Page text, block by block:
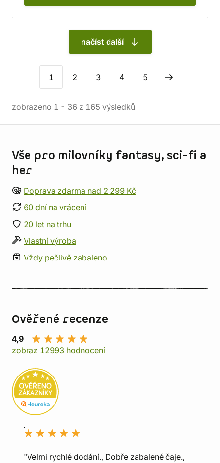
načíst další
1 2 3 4 5
zobrazeno 1 - 36 z 165 výsledků
Vše pro milovníky fantasy, sci-fi a
her
Doprava zdarma nad 2 299 Kč
60 dní na vrácení
20 let na trhu
Vlastní výroba
Vždy pečlivě zabaleno
Ověřené recenze
4,9
zobraz 12993 hodnocení
"Velmi rychlé dodání., Dobře zabalené čaje.,